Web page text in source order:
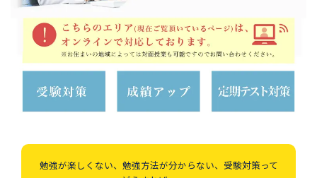
勉強が楽しくない、勉強方法が分からない、受験対策って